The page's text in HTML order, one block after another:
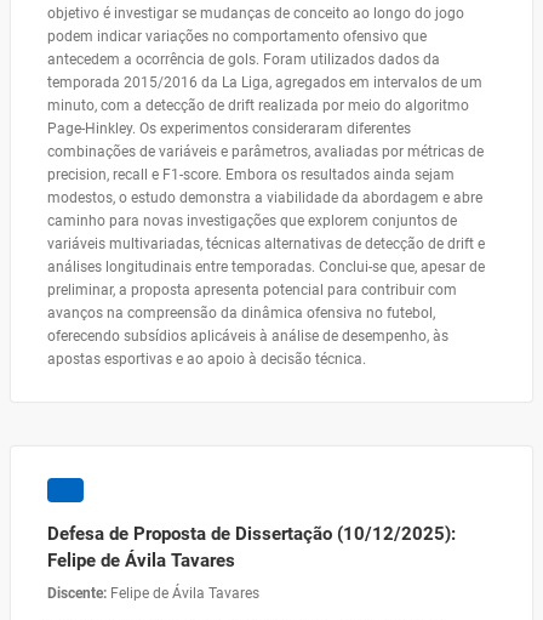
objetivo é investigar se mudanças de conceito ao longo do jogo
podem indicar variações no comportamento ofensivo que
antecedem a ocorrência de gols. Foram utilizados dados da
temporada 2015/2016 da La Liga, agregados em intervalos de um
minuto, com a detecção de drift realizada por meio do algoritmo
Page-Hinkley. Os experimentos consideraram diferentes
combinações de variáveis e parâmetros, avaliadas por métricas de
precision, recall e F1-score. Embora os resultados ainda sejam
modestos, o estudo demonstra a viabilidade da abordagem e abre
caminho para novas investigações que explorem conjuntos de
variáveis multivariadas, técnicas alternativas de detecção de drift e
análises longitudinais entre temporadas. Conclui-se que, apesar de
preliminar, a proposta apresenta potencial para contribuir com
avanços na compreensão da dinâmica ofensiva no futebol,
oferecendo subsídios aplicáveis à análise de desempenho, às
apostas esportivas e ao apoio à decisão técnica.
Defesa de Proposta de Dissertação (10/12/2025):
Felipe de Ávila Tavares
Discente: Felipe de Ávila Tavares